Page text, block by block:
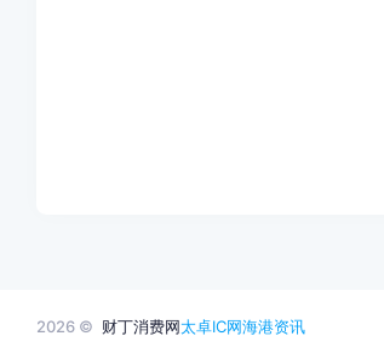
2026 © 财丁消费网太卓IC网海港资讯